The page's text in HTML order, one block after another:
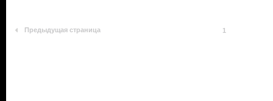
Предыдущая страница 1